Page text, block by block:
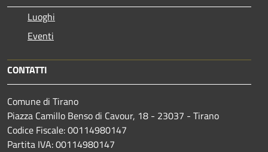
Luoghi
Eventi
CONTATTI
Comune di Tirano
Piazza Camillo Benso di Cavour, 18 - 23037 - Tirano
Codice Fiscale: 00114980147
Partita IVA: 00114980147